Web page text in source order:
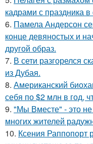
кадрами с праздника в
6. Памела Андерсон
конце девяностых и
другой образ.
7. В сети разгорелся
из Дубая.
8. Американский
себя по $2 млн в год,
9. "Мы Вместе" - это
многих жителей
10. Ксения Раппопорт